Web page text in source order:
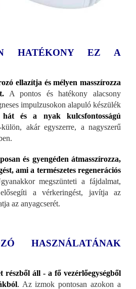
HATÉKONY EZ A
ellazítja és mélyen masszírozza
A pontos és hatékony alacsony
impulzusokon alapuló készülék
és a nyak kulcsfontosságú
akár egyszerre, a nagyszerű
és gyengéden átmasszírozza,
ami a természetes regenerációs
megszünteti a fájdalmat,
a vérkeringést, javítja az
az anyagcserét.
HASZNÁLATÁNAK
részből áll - a fő vezérlőegységből
. Az izmok pontosan azokon a